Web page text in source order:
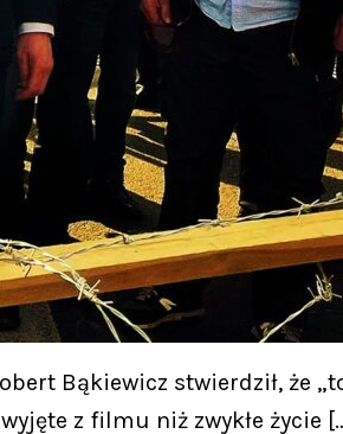
Bąkiewicz stwierdził, że
z filmu niż zwykłe życie